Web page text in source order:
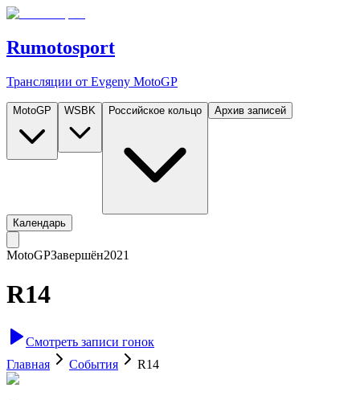
Rumotosport
Трансляции от Evgeny MotoGP
MotoGP WSBK Российское кольцо Архив записей
Календарь
MotoGPЗавершён2021
R14
Смотреть записи гонок
Главная
События R14